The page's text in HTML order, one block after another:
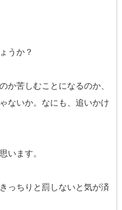
うか？
か苦しむことになるのか、
ないか。なにも、追いかけ
います。
っちりと罰しないと気が済